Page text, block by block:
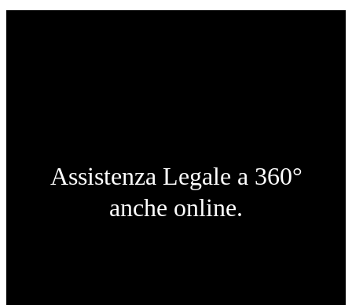
Assistenza Legale a 360°
anche online.